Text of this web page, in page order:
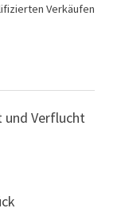
Verkäufen
und Verflucht